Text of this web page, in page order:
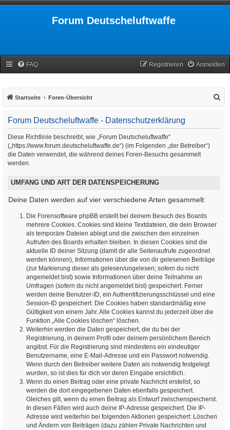
Forum Deutscheluftwaffe
FAQ Anmelden
Registrieren
Startseite Foren-Übersicht
Forum Deutscheluftwaffe - Datenschutzerklärung
Diese Richtlinie beschreibt, wie „Forum Deutscheluftwaffe“
(„https://www.forum.deutscheluftwaffe.de“) (im Folgenden „der Betreiber“)
die Daten verwendet, die während deines Foren-Besuchs gesammelt
werden.
UMFANG UND ART DER DATENSPEICHERUNG
Deine Daten werden auf vier verschiedene Arten gesammelt:
Die Forensoftware phpBB erstellt bei deinem Besuch des Boards
mehrere Cookies. Cookies sind kleine Textdateien, die dein Browser
als temporäre Dateien ablegt und die zwischen den einzelnen
Aufrufen des Boards erhalten bleiben. In diesen Cookies sind die
aktuelle ID deiner Sitzung (damit dir alle Seitenaufrufe zugeordnet
werden können), Informationen über die von dir gelesenen Beiträge
(zur Markierung dieser als gelesen/ungelesen; sofern du nicht
angemeldet bist) sowie Informationen über deine Teilnahme an
Umfragen (sofern du nicht angemeldet bist) gespeichert. Ferner
werden deine Benutzer-ID, ein Authentifizierungsschlüssel und eine
Session-ID gespeichert. Die Cookies haben standardmäßig eine
Gültigkeit von einem Jahr. Alle Cookies kannst du jederzeit über die
Funktion „Alle Cookies löschen“ löschen.
Weiterhin werden die Daten gespeichert, die du bei der
Registrierung, in deinem Profil oder deinem persönlichem Bereich
angibst. Für die Registrierung sind mindestens ein eindeutiger
Benutzername, eine E-Mail-Adresse und ein Passwort notwendig.
Wenn durch den Betreiber weitere Daten als notwendig festgelegt
wurden, so ist dies für dich vor deren Eingabe ersichtlich.
Wenn du einen Beitrag oder eine private Nachricht erstellst, so
werden die dort eingegebenen Daten ebenfalls gespeichert.
Gleiches gilt, wenn du einen Beitrag als Entwurf zwischenspeicherst.
In diesen Fällen wird auch deine IP-Adresse gespeichert. Die IP-
Adresse wird weiterhin bei folgenden Aktionen gespeichert: Löschen
und Ändern von Beiträgen (dazu zählen Private Nachrichten und